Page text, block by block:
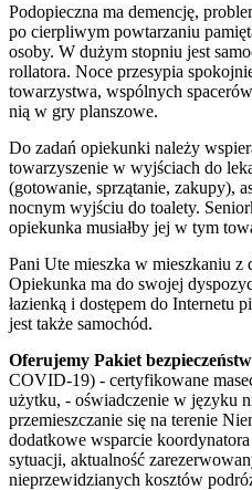
Podopieczna ma demencję,
po cierpliwym powtarzaniu
osoby. W dużym stopniu jest
rollatora. Noce przesypia
towarzystwa, wspólnych
nią w gry planszowe.
Do zadań opiekunki należy
towarzyszenie w wyjściach do
(gotowanie, sprzątanie, zakupy),
nocnym wyjściu do toalety.
opiekunka musiałby jej w tym
Pani Ute mieszka w mieszkaniu z
Opiekunka ma do swojej
łazienką i dostępem do Internetu
jest także samochód.
Oferujemy Pakiet
COVID-19) - certyfikowane
użytku, - oświadczenie w języku
przemieszczanie się na terenie
dodatkowe wsparcie
sytuacji, aktualność
nieprzewidzianych kosztów